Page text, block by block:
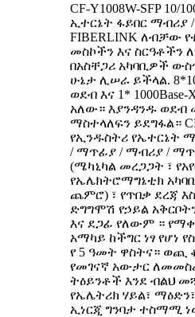
CF-Y1008W-SFP 10/
ኢተርኔት ፋይበር ማብሪያ
FIBERLINK ለብቻው
መስኮችን እና ስርዓቶችን
በአስቸጋሪ አካባቢዎች
ሁኔታ ሊሠራ ይችላል. 8*10/
ወደብ እና 1* 1000Base-
አለው። እያንዳንዱ
ማስተላለፍን ይደግፋል።
የኢንዱስትሪ የኤተርኔት
/ ማጥፊያ / ማብሪያ /
(ሜካኒካል መረጋጋት ፣
የኤሌክትሮማግኔቲክ
ጨምሮ) ፣ የጥበቃ ደረጃ
ድግግሞሽ የኃይል
እና ደጋፊ የለውም ።
አማካይ ከችግር ነፃ የሆነ
የ 5 ዓመት ዋስትና። ወጪ
የመገናኛ አውታር
ትዕይንቶች እንደ ብልህ
የኤሌትሪክ ሃይል፣
ኢነርጂ ግንባታ ተስማሚ